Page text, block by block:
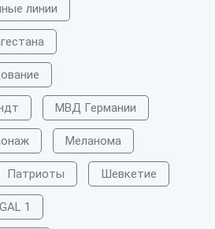
линии
МВД Германии
Меланома
Патриоты Шевкетие
1